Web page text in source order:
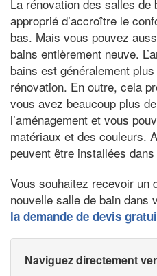
La rénovation des salles
approprié d’accroître le
bas. Mais vous pouvez
bains entièrement neuve.
bains est généralement
rénovation. En outre, cela
vous avez beaucoup plus
l’aménagement et vous
matériaux et des couleurs.
peuvent être installées
Vous souhaitez recevoir un
nouvelle salle de bain dans
la demande de devis
Naviguez directement